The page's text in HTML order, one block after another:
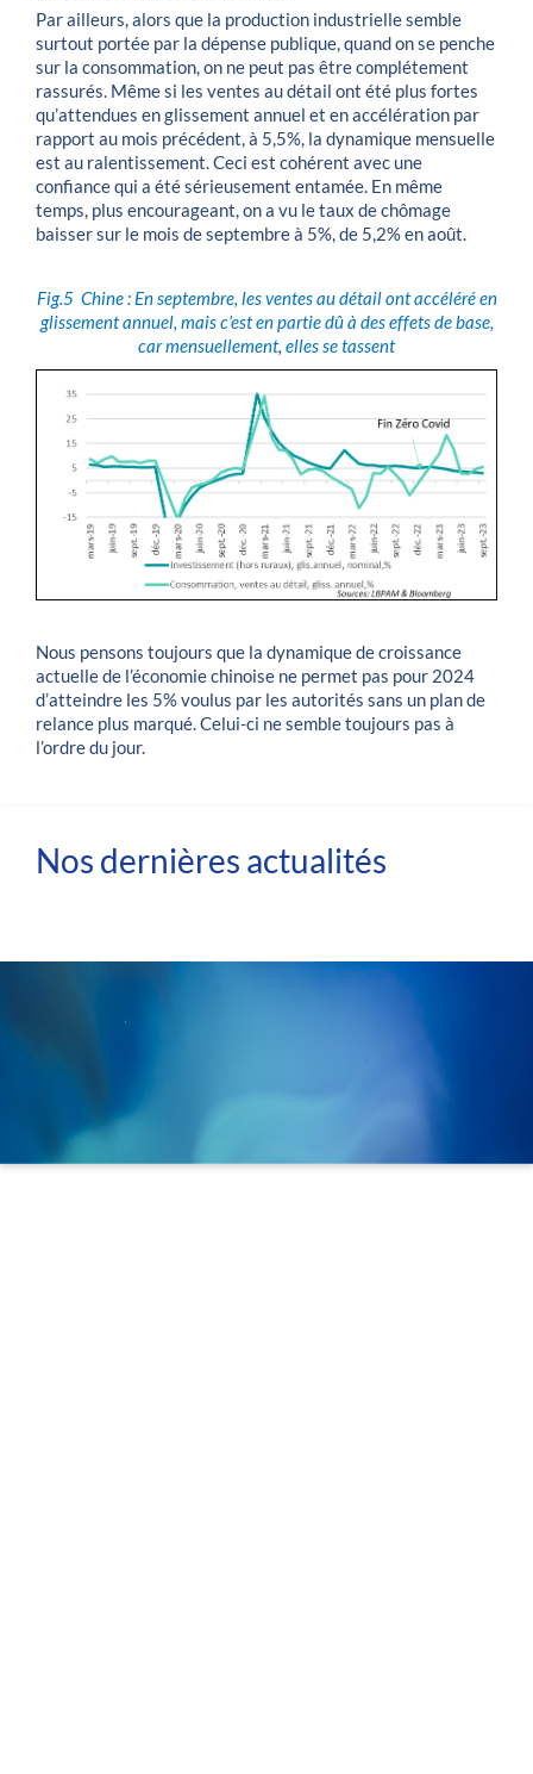
Par ailleurs, alors que la production industrielle semble
surtout portée par la dépense publique, quand on se penche
sur la consommation, on ne peut pas être complétement
rassurés. Même si les ventes au détail ont été plus fortes
qu’attendues en glissement annuel et en accélération par
rapport au mois précédent, à 5,5%, la dynamique mensuelle
est au ralentissement. Ceci est cohérent avec une
confiance qui a été sérieusement entamée. En même
temps, plus encourageant, on a vu le taux de chômage
baisser sur le mois de septembre à 5%, de 5,2% en août.
Fig.5 Chine : En septembre, les ventes au détail ont accéléré en
glissement annuel, mais c’est en partie dû à des effets de base,
car mensuellement, elles se tassent
Nous pensons toujours que la dynamique de croissance
actuelle de l’économie chinoise ne permet pas pour 2024
d’atteindre les 5% voulus par les autorités sans un plan de
relance plus marqué. Celui-ci ne semble toujours pas à
l’ordre du jour.
Nos dernières actualités